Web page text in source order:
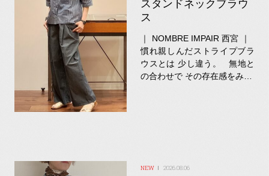
スタンドネックブラウ
ス
｜ NOMBRE IMPAIR 西宮 ｜
慣れ親しんだストライプブラ
ウスとは 少し違う。 無地と
の合わせで その存在感をみ…
2026.08.06